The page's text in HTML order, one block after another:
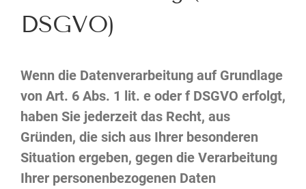
DSGVO)
Wenn die Datenverarbeitung auf Grundlage
von Art. 6 Abs. 1 lit. e oder f DSGVO erfolgt,
haben Sie jederzeit das Recht, aus
Gründen, die sich aus Ihrer besonderen
Situation ergeben, gegen die Verarbeitung
Ihrer personenbezogenen Daten